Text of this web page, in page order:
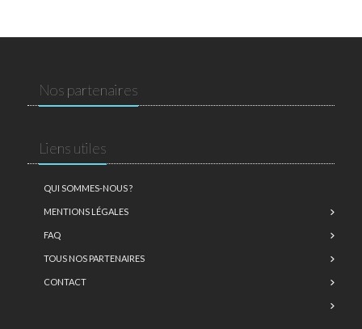
Nos partenaires
Liens utiles
QUI SOMMES-NOUS ?
MENTIONS LÉGALES
FAQ
TOUS NOS PARTENAIRES
CONTACT